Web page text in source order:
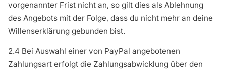
vorgenannter Frist nicht an, so gilt dies als Ablehnung
des Angebots mit der Folge, dass du nicht mehr an deine
Willenserklärung gebunden bist.
2.4 Bei Auswahl einer von PayPal angebotenen
Zahlungsart erfolgt die Zahlungsabwicklung über den